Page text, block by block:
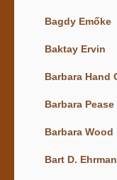
Bagdy Emőke
Baktay Ervin
Barbara Hand
Barbara Pease
Barbara Wood
Bart D. Ehrman